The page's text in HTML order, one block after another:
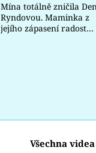
Sledujte nás
Mína totálně zničila
Ryndovou. Maminka z
jejího zápasení radost
Všechna videa